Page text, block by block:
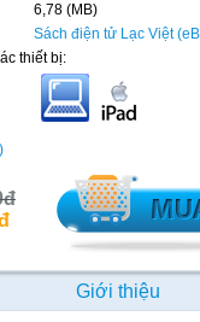
6,78 (MB)
Sách điện tử Lạc Việt
thiết bị:
Giới thiệu